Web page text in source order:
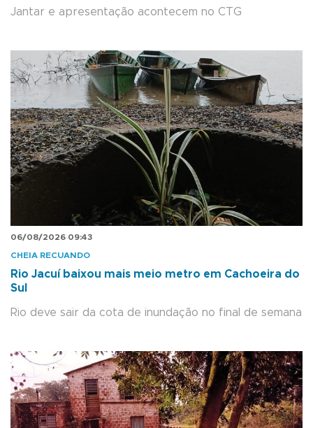
Jantar e apresentação acontecem no CTG
06/08/2026 09:43
CHEIA RECUANDO
Rio Jacuí baixou mais meio metro em Cachoeira do
Sul
Rio deve sair da cota de inundação no final de semana